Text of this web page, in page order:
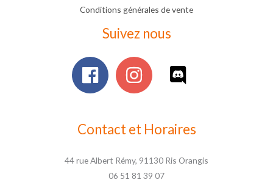
Conditions générales de vente
Suivez nous
Contact et Horaires
44 rue Albert Rémy, 91130 Ris Orangis
06 51 81 39 07